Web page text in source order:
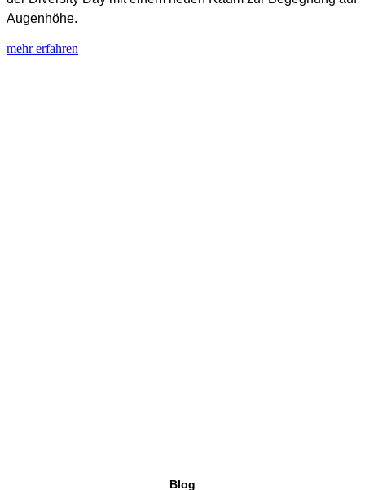
Augenhöhe.
mehr erfahren
Blog